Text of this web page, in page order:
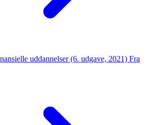
uddannelser (6. udgave, 2021) Fra